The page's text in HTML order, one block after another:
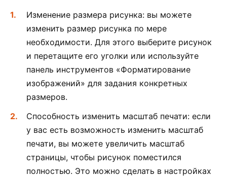
Изменение размера рисунка: вы можете
изменить размер рисунка по мере
необходимости. Для этого выберите рисунок
и перетащите его уголки или используйте
панель инструментов «Форматирование
изображений» для задания конкретных
размеров.
Способность изменить масштаб печати: если
у вас есть возможность изменить масштаб
печати, вы можете увеличить масштаб
страницы, чтобы рисунок поместился
полностью. Это можно сделать в настройках